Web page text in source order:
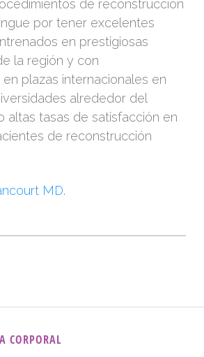
de reconstrucción
por tener excelentes
en prestigiosas
la región y con
plazas internacionales en
alrededor del
altas tasas de satisfacción en
de reconstrucción
MD.
CORPORAL